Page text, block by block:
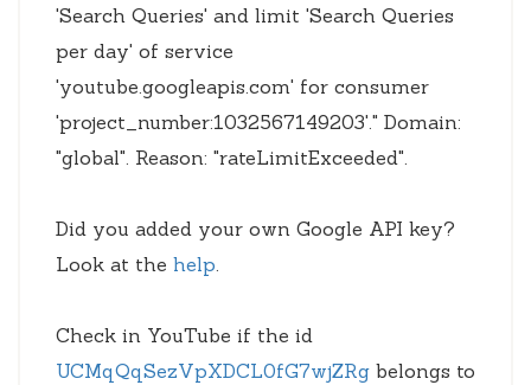
'Search Queries' and limit 'Search Queries
per day' of service
'youtube.googleapis.com' for consumer
'project_number:1032567149203'." Domain:
"global". Reason: "rateLimitExceeded".
Did you added your own Google API key?
Look at the help.
Check in YouTube if the id
UCMqQqSezVpXDCL0fG7wjZRg belongs to